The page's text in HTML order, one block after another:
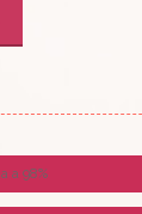
a 98%